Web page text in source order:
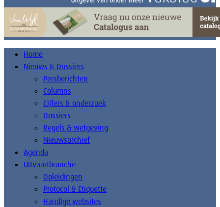
Home
Nieuws & Dossiers
Persberichten
Columns
Cijfers & onderzoek
Dossiers
Regels & wetgeving
Nieuwsarchief
Agenda
Uitvaartbranche
Opleidingen
Protocol & Etiquette
Handige websites